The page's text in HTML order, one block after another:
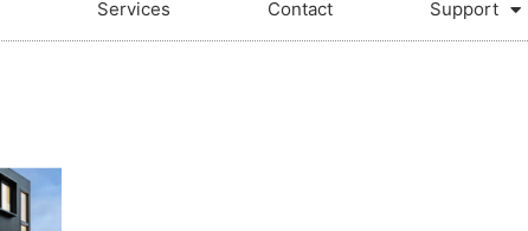
Services Contact Support